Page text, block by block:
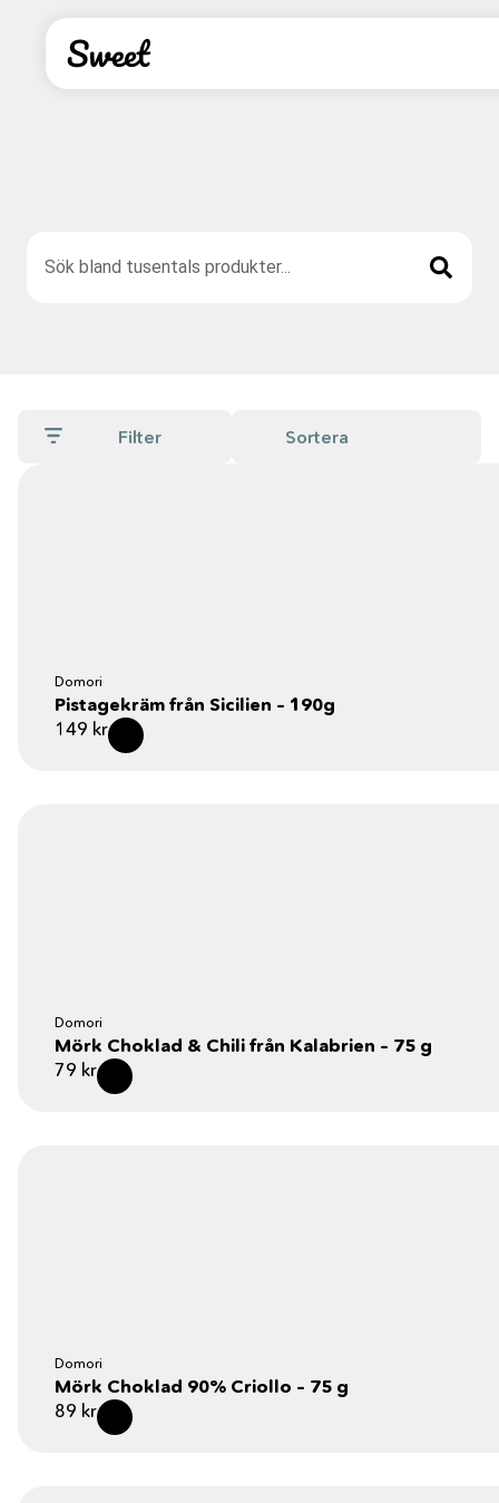
Filter
Domori
Pistagekräm från Sicilien – 190g
149 kr
Domori
Mörk Choklad & Chili från Kalabrien – 75 g
79 kr
Domori
Mörk Choklad 90% Criollo – 75 g
89 kr